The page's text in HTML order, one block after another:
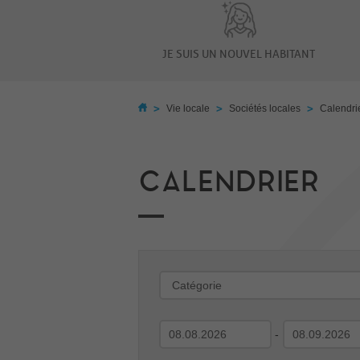
JE SUIS UN NOUVEL HABITANT
> Vie locale > Sociétés locales >
CALENDRIER
-